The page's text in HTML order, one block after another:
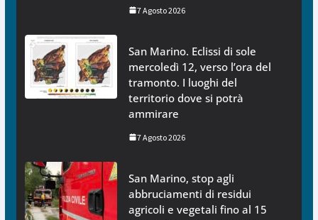
7 Agosto 2026
San Marino. Eclissi di sole
mercoledì 12, verso l’ora del
tramonto. I luoghi del
territorio dove si potrà
ammirare
7 Agosto 2026
San Marino, stop agli
abbruciamenti di residui
agricoli e vegetali fino al 15